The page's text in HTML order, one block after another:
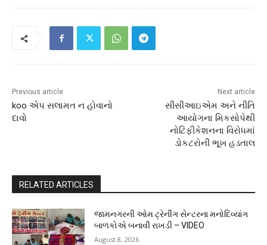
Previous article
koo એપ સલામત ન હોવાનો
દાવો
Next article
સીસીઆઇએમ અને નીતિ
આયોગના મિકસોપેથી
નોટિફીકેશનના વિરોધમાં
ડોકટરોની ભૂખ હડતાલ
RELATED ARTICLES
જામનગરની ઓમ ટ્રેનીંગ સેન્ટરના મનોદિવ્યાંગ
બાળકોએ બનાવી રાખડી – VIDEO
August 8, 2026